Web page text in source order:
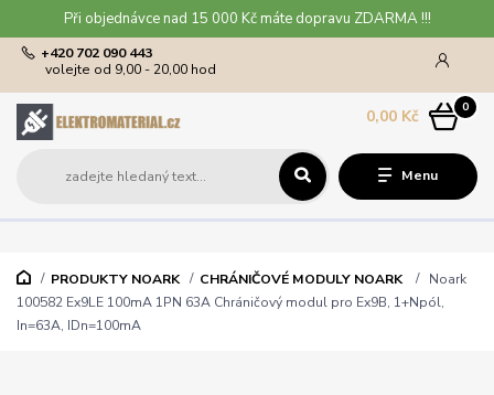
Při objednávce nad 15 000 Kč máte dopravu ZDARMA !!!
Menu
+420 702 090 443
volejte od 9,00 - 20,00 hod
0
0,00 Kč
PRODUKTY NOARK CHRÁNIČOVÉ MODULY NOARK
Noark
100582 Ex9LE 100mA 1PN 63A Chráničový modul pro Ex9B, 1+Npól,
In=63A, IDn=100mA